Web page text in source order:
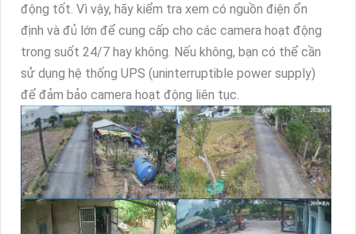
động tốt. Vì vậy, hãy kiểm tra xem có nguồn điện ổn
định và đủ lớn để cung cấp cho các camera hoạt động
trong suốt 24/7 hay không. Nếu không, bạn có thể cần
sử dụng hệ thống UPS (uninterruptible power supply)
để đảm bảo camera hoạt động liên tục.